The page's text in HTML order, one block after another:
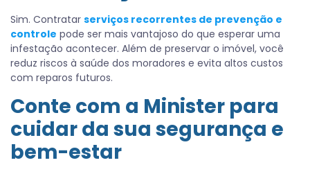
Sim. Contratar serviços recorrentes de prevenção e
controle pode ser mais vantajoso do que esperar uma
infestação acontecer. Além de preservar o imóvel, você
reduz riscos à saúde dos moradores e evita altos custos
com reparos futuros.
Conte com a Minister para
cuidar da sua segurança e
bem-estar